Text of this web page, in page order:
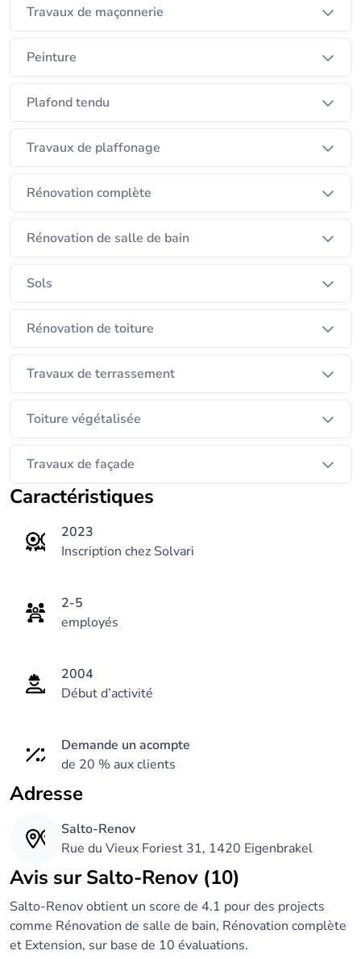
Travaux de maçonnerie
Peinture
Plafond tendu
Travaux de plaffonage
Rénovation complète
Rénovation de salle de bain
Sols
Rénovation de toiture
Travaux de terrassement
Toiture végétalisée
Travaux de façade
Caractéristiques
2023
Inscription chez Solvari
2-5
employés
2004
Début d’activité
Demande un acompte
de 20 % aux clients
Adresse
Salto-Renov
Rue du Vieux Foriest 31, 1420 Eigenbrakel
Avis sur Salto-Renov (10)
Salto-Renov obtient un score de 4.1 pour des projects
comme Rénovation de salle de bain, Rénovation complète
et Extension, sur base de 10 évaluations.